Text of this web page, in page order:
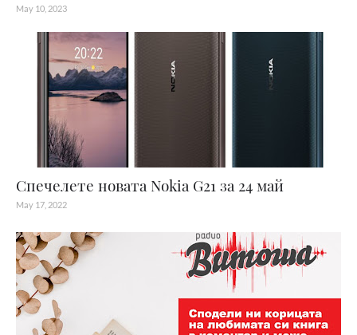
May 10, 2023
Спечелете новата Nokia G21 за 24 май
May 17, 2022